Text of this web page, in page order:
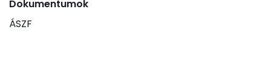
Dokumentumok
ÁSZF